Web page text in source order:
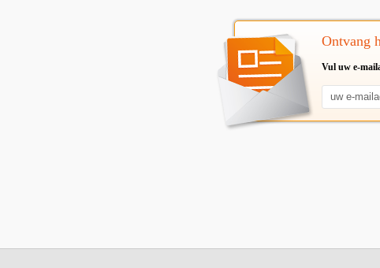
Ontvang
Vul uw e-